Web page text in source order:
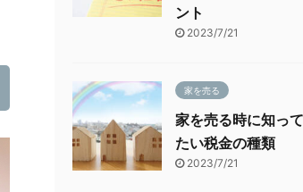
ント
2023/7/21
家を売る
家を売る時に知っ
たい税金の種類
2023/7/21